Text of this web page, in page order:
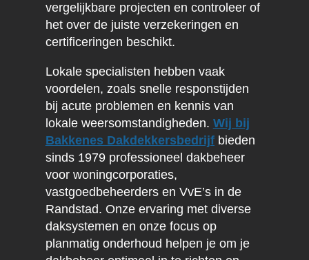
vergelijkbare projecten en controleer of
het over de juiste verzekeringen en
certificeringen beschikt.
Lokale specialisten hebben vaak
voordelen, zoals snelle responstijden
bij acute problemen en kennis van
lokale weersomstandigheden. Wij bij
Bakkenes Dakdekkersbedrijfbieden
sinds 1979 professioneel dakbeheer
voor woningcorporaties,
vastgoedbeheerders en VvE’s in de
Randstad. Onze ervaring met diverse
daksystemen en onze focus op
planmatig onderhoud helpen je om je